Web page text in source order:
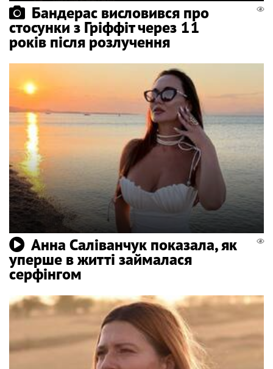
Бандерас висловився про
стосунки з Гріффіт через 11
років після розлучення
Анна Саліванчук показала, як
уперше в житті займалася
серфінгом